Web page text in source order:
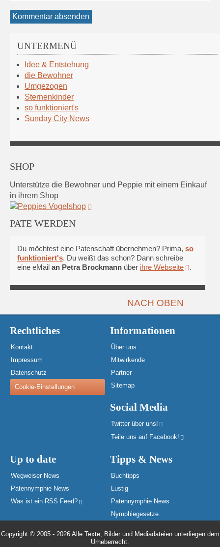
Kommentar absenden
UNTERMENÜ
Navigation
überspringen
Idee & Entstehung
die Bewohner
Umgezogen
Sternenkinder
so funktioniert's
Sunday City News
SHOP
Unterstütze die Bewohner und Peppie mit einem Einkauf
in ihrem Shop
PATE WERDEN
Du möchtest eine Patenschaft übernehmen? Prima, so
funktioniert's. Du weißt das schon? Dann schreibe
eine eMail an Petra Brockmann über ihre Webseite .
NACH OBEN
Rechtliches
Kontakt
Impressum
Datenschutz
Cookie-Einstellungen
Informationen
Über uns
Mitwirkende
Partner
Sitemap
Social Media
Twitter über uns!
Teile uns auf Facebook!
Up to date
Wegweiser News
Patennymphie News
Was ist ein RSS Feed?
Tipps & News
Buchtipps
Lustig
Patennymphie News
Nymphiegesetze
Copyright © 2005 - 2026 Alle Texte, Bilder und Mediadateien unterliegen dem
Urheberrecht.